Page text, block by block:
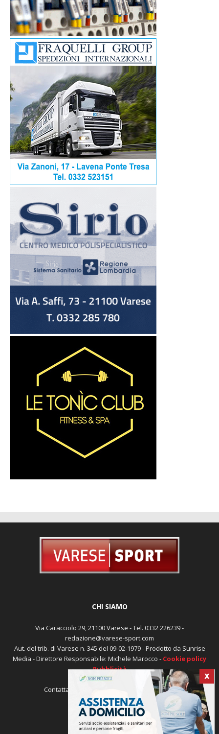
X
CHI SIAMO
Via Caracciolo 29, 21100 Varese - Tel. 0332 226239 -
redazione@varese-sport.com
Aut. del trib. di Varese n. 345 del 09-02-1979 - Prodotto da Sunrise
Media - Direttore Responsabile: Michele Marocco - Cookie policy
Pubblicità
Contattaci: redazione@varese-sport.com
SEGUICI